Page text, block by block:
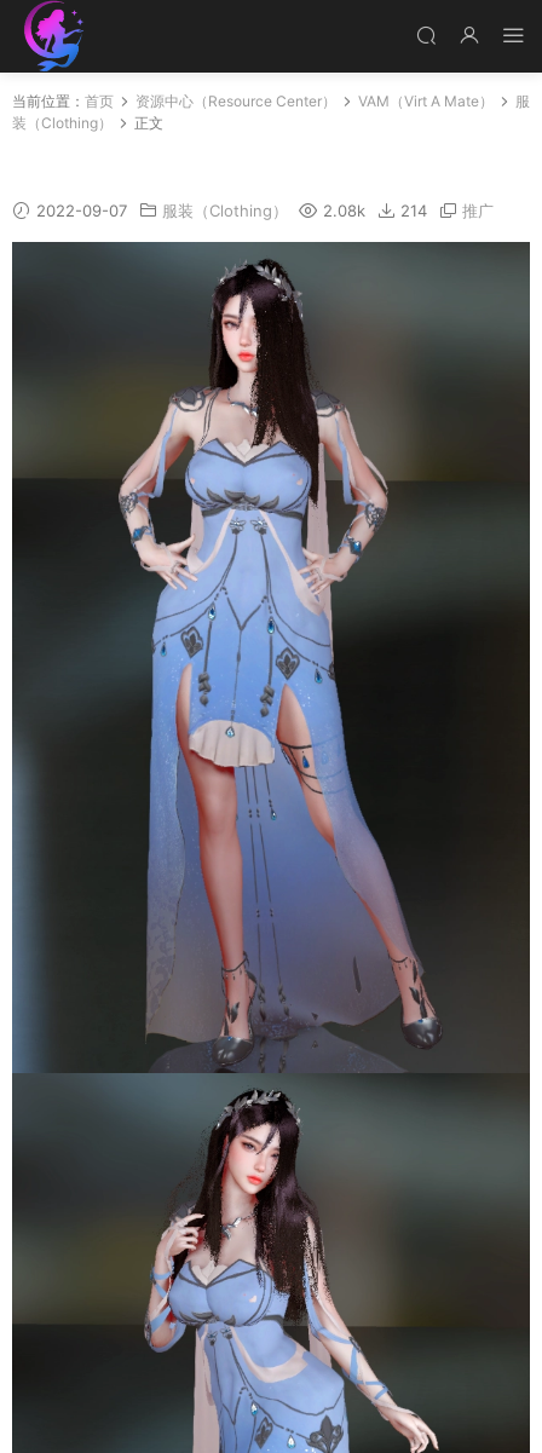
当前位置： 首页 资源中心（Resource Center） VAM（Virt A Mate）
服
装（Clothing）
正文
2022-09-07 服装（Clothing） 2.08k 214 推广